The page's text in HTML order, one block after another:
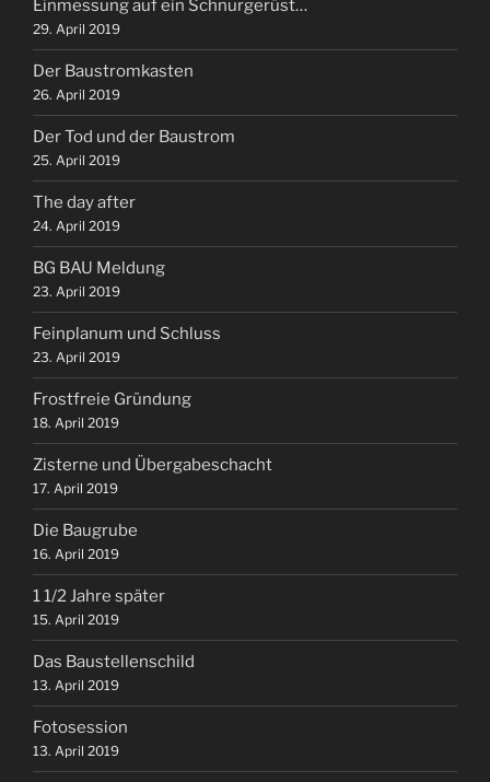
Einmessung auf ein Schnurgerüst…
29. April 2019
Der Baustromkasten
26. April 2019
Der Tod und der Baustrom
25. April 2019
The day after
24. April 2019
BG BAU Meldung
23. April 2019
Feinplanum und Schluss
23. April 2019
Frostfreie Gründung
18. April 2019
Zisterne und Übergabeschacht
17. April 2019
Die Baugrube
16. April 2019
1 1/2 Jahre später
15. April 2019
Das Baustellenschild
13. April 2019
Fotosession
13. April 2019